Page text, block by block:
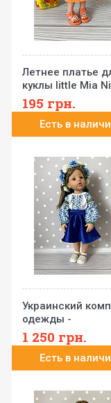
Летнее платье
куклы little Mia
d'Onil 23 см
195 грн.
Есть в
Украинский
одежды -
вышиванка, юбка
венок для куклы
50 см
1 250 грн.
Есть в